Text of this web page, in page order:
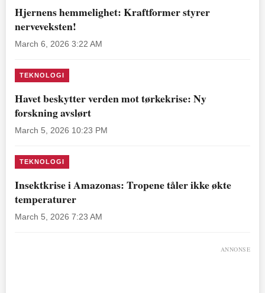
Hjernens hemmelighet: Kraftformer styrer
nerveveksten!
March 6, 2026 3:22 AM
TEKNOLOGI
Havet beskytter verden mot tørkekrise: Ny
forskning avslørt
March 5, 2026 10:23 PM
TEKNOLOGI
Insektkrise i Amazonas: Tropene tåler ikke økte
temperaturer
March 5, 2026 7:23 AM
ANNONSE